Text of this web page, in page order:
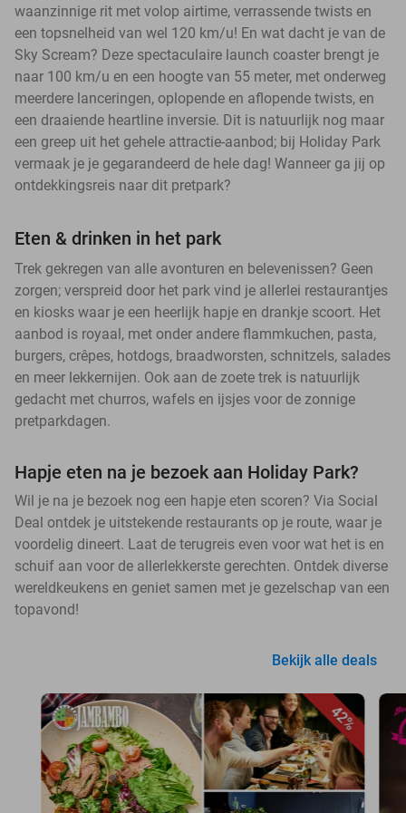
waanzinnige rit met volop airtime, verrassende twists en
een topsnelheid van wel 120 km/u! En wat dacht je van de
Sky Scream? Deze spectaculaire launch coaster brengt je
naar 100 km/u en een hoogte van 55 meter, met onderweg
meerdere lanceringen, oplopende en aflopende twists, en
een draaiende heartline inversie. Dit is natuurlijk nog maar
een greep uit het gehele attractie-aanbod; bij Holiday Park
vermaak je je gegarandeerd de hele dag! Wanneer ga jij op
ontdekkingsreis naar dit pretpark?
Eten & drinken in het park
Trek gekregen van alle avonturen en belevenissen? Geen
zorgen; verspreid door het park vind je allerlei restaurantjes
en kiosks waar je een heerlijk hapje en drankje scoort. Het
aanbod is royaal, met onder andere flammkuchen, pasta,
burgers, crêpes, hotdogs, braadworsten, schnitzels, salades
en meer lekkernijen. Ook aan de zoete trek is natuurlijk
gedacht met churros, wafels en ijsjes voor de zonnige
pretparkdagen.
Hapje eten na je bezoek aan Holiday Park?
Wil je na je bezoek nog een hapje eten scoren? Via Social
Deal ontdek je uitstekende restaurants op je route, waar je
voordelig dineert. Laat de terugreis even voor wat het is en
schuif aan voor de allerlekkerste gerechten. Ontdek diverse
wereldkeukens en geniet samen met je gezelschap van een
topavond!
Bekijk alle deals
42%